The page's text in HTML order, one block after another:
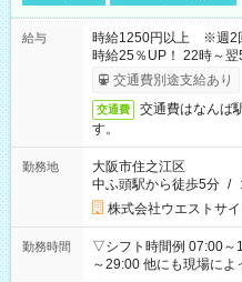
給与
時給1250円以上 ※週2
時給25％UP！ 22時～翌
交通費別途支給あり
交通費
交通費はなんば
す。
勤務地
大阪市住之江区
中ふ頭駅から徒歩5分 /
株式会社ウエストサ
勤務時間
▽シフト時間例 07:00～10:00 09:00～17:00 13:00～17:00 22:00
～29:00 他にも現場によってシフトは色々ございます☆彡 案件